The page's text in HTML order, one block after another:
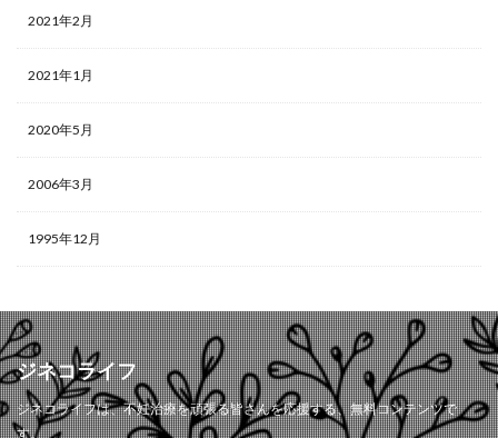
2021年2月
2021年1月
2020年5月
2006年3月
1995年12月
ジネコライフ
ジネコライフは、不妊治療を頑張る皆さんを応援する、無料コンテンツで
す。